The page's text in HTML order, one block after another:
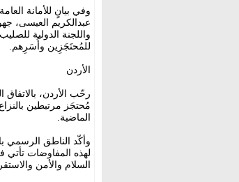
وفي بيانٍ للأمانة
عبدالكريم العيسى،
واللجنة الدولية
للمُحتَجَزِين وأُسَرِهم.
الأردن
مُحتجَز مرتبطين
الماضية.
وأكّد الناطق الرسمي
لهذه المفاوضات تأتي
السلام والأمن